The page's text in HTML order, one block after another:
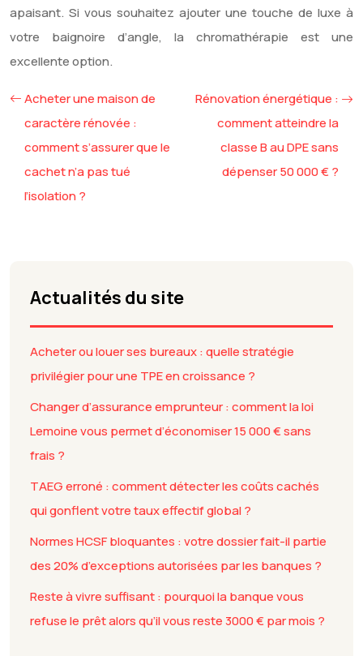
apaisant. Si vous souhaitez ajouter une touche de luxe à
votre baignoire d’angle, la chromathérapie est une
excellente option.
Acheter une maison de
caractère rénovée :
comment s’assurer que le
cachet n’a pas tué
l’isolation ?
Rénovation énergétique :
comment atteindre la
classe B au DPE sans
dépenser 50 000 € ?
Actualités du site
Acheter ou louer ses bureaux : quelle stratégie
privilégier pour une TPE en croissance ?
Changer d’assurance emprunteur : comment la loi
Lemoine vous permet d’économiser 15 000 € sans
frais ?
TAEG erroné : comment détecter les coûts cachés
qui gonflent votre taux effectif global ?
Normes HCSF bloquantes : votre dossier fait-il partie
des 20% d’exceptions autorisées par les banques ?
Reste à vivre suffisant : pourquoi la banque vous
refuse le prêt alors qu’il vous reste 3000 € par mois ?